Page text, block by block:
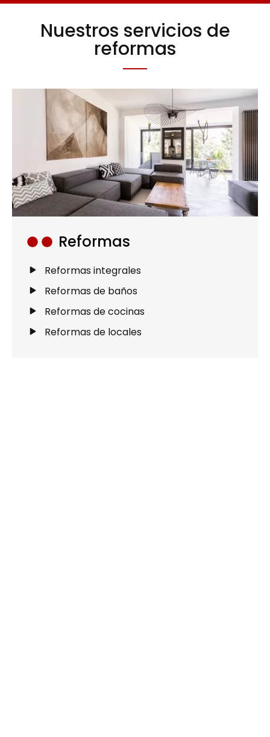
Nuestros servicios de
reformas
Reformas
Reformas integrales
Reformas de baños
Reformas de cocinas
Reformas de locales